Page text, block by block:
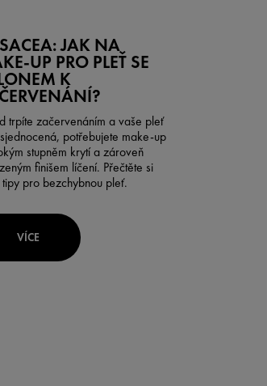
JAK NA
UP PRO PLEŤ SE
K
trpíte začervenáním a vaše pleť
potřebujete make-up
stupněm krytí a zároveň
finišem líčení. Přečtěte si
tipy pro bezchybnou pleť.
VÍCE